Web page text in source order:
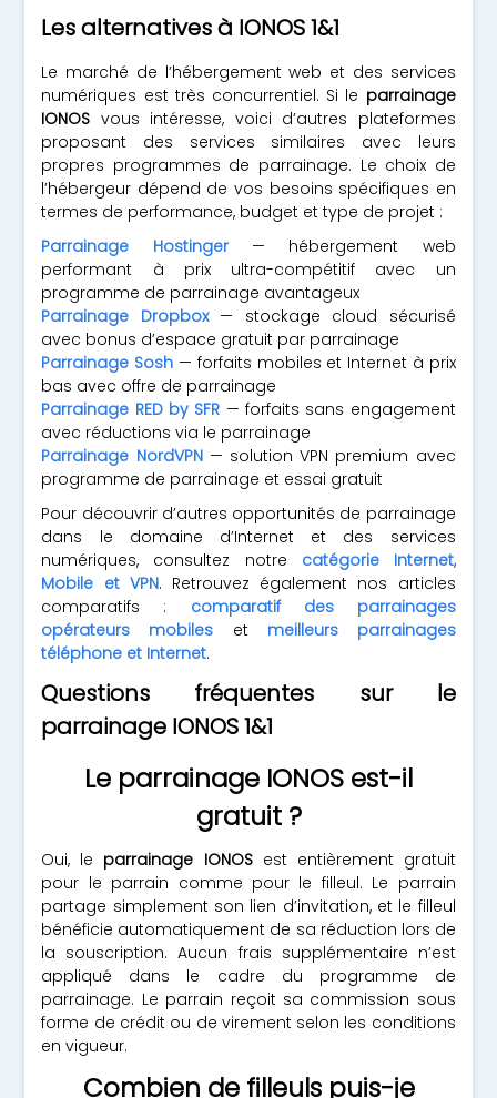
Les alternatives à IONOS 1&1
Le marché de l’hébergement web et des services
numériques est très concurrentiel. Si le parrainage
IONOS vous intéresse, voici d’autres plateformes
proposant des services similaires avec leurs
propres programmes de parrainage. Le choix de
l’hébergeur dépend de vos besoins spécifiques en
termes de performance, budget et type de projet :
Parrainage Hostinger— hébergement web
performant à prix ultra-compétitif avec un
programme de parrainage avantageux
Parrainage Dropbox— stockage cloud sécurisé
avec bonus d’espace gratuit par parrainage
Parrainage Sosh — forfaits mobiles et Internet à prix
bas avec offre de parrainage
Parrainage RED by SFR — forfaits sans engagement
avec réductions via le parrainage
Parrainage NordVPN— solution VPN premium avec
programme de parrainage et essai gratuit
Pour découvrir d’autres opportunités de parrainage
dans le domaine d’Internet et des services
numériques, consultez notre catégorie Internet,
Mobile et VPN. Retrouvez également nos articles
comparatifs : comparatif des parrainages
opérateurs mobiles et meilleurs parrainages
téléphone et Internet.
Questions fréquentes sur le
parrainage IONOS 1&1
Le parrainage IONOS est-il
gratuit ?
Oui, le parrainage IONOSest entièrement gratuit
pour le parrain comme pour le filleul. Le parrain
partage simplement son lien d’invitation, et le filleul
bénéficie automatiquement de sa réduction lors de
la souscription. Aucun frais supplémentaire n’est
appliqué dans le cadre du programme de
parrainage. Le parrain reçoit sa commission sous
forme de crédit ou de virement selon les conditions
en vigueur.
Combien de filleuls puis-je